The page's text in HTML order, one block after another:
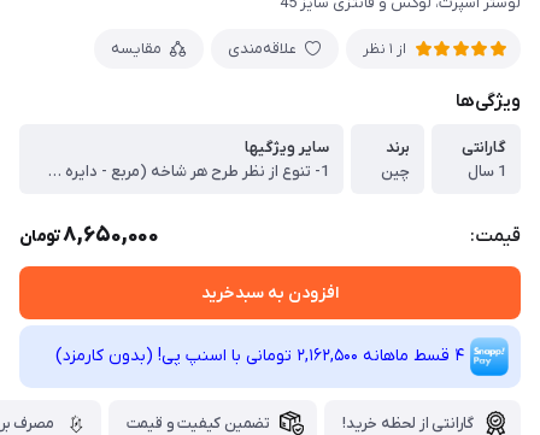
از 1 نظر علاقه‌مندی مقایسه
ویژگی‌ها
گارانتی
1 سال
برند
چین
سایر ویژگیها
1- تنوع از نظر طرح هر شاخه (مربع - دایره - برگ ...) و امکان ترکیب آنها ، 2- امکان انتخاب تعداد شاخه با توجه به ابعاد محیط (کوچک-متوسط- بزرگ) ، 3- امکان تعیین شکل کلی لوستر با توجه به طرح و تعداد (مربعی- مستطیلی-دایره- مثلث و..) ، 4- نور سه حالته آفتابی - مهتابی - نچرال ، 5- انتخاب نور پس زمینه ساده (سفید - زرد) یا رنگی (بنفش و صورتی)
قیمت: 8,650,000تومان
افزودن به سبدخرید
4 قسط ماهانه 2,162,500 تومانی با اسنپ ‌پی! (بدون کارمزد)
گارانتی از لحظه خرید! تضمین کیفیت و قیمت مصرف